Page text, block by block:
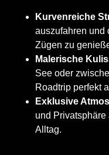
Kurvenreiche
auszufahren und
Zügen zu
Malerische
See oder
Roadtrip perfekt
Exklusive
und Privatsphäre
Alltag.